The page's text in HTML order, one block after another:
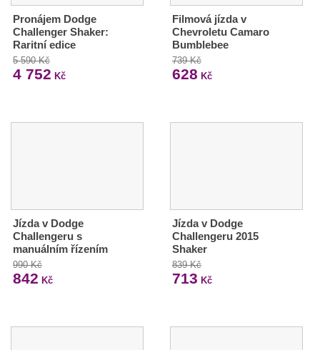
Pronájem Dodge
Challenger Shaker:
Raritní edice
5 590 Kč
4 752 Kč
Filmová jízda v
Chevroletu Camaro
Bumblebee
739 Kč
628 Kč
Jízda v Dodge
Challengeru s
manuálním řízením
990 Kč
842 Kč
Jízda v Dodge
Challengeru 2015
Shaker
839 Kč
713 Kč